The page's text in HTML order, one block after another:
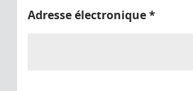
Adresse électronique*